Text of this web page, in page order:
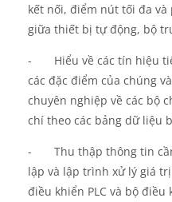
kết nối, điểm nút tối đa
giữa thiết bị tự động, bộ
- Hiểu về các tín hiệu
các đặc điểm của chúng
chuyên nghiệp về các bộ
chí theo các bảng dữ liệu
- Thu thập thông tin
lập và lập trình xử lý giá
điều khiển PLC và bộ điều